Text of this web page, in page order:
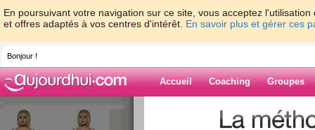
En poursuivant votre navigation sur ce site, vous acceptez
et offres adaptés à vos centres d'intérêt. En savoir plus et gérer ces
Bonjour !
Accueil Coaching Groupes
> > 11 ans.